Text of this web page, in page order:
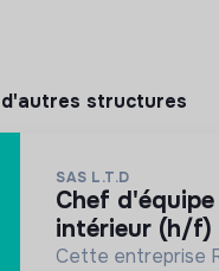
structures
SAS L.T.D
chef d'équipe h/f aménagement
intérieur (h/f)
Cette entreprise